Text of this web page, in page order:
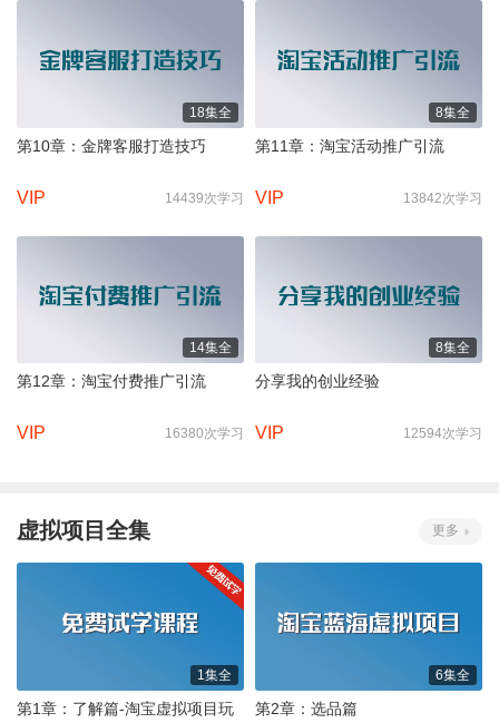
18集全
第10章：金牌客服打造技巧
VIP 14439次学习
8集全
第11章：淘宝活动推广引流
VIP 13842次学习
14集全
第12章：淘宝付费推广引流
VIP 16380次学习
8集全
分享我的创业经验
VIP 12594次学习
虚拟项目全集 更多
1集全
第1章：了解篇-淘宝虚拟项目玩
6集全
第2章：选品篇